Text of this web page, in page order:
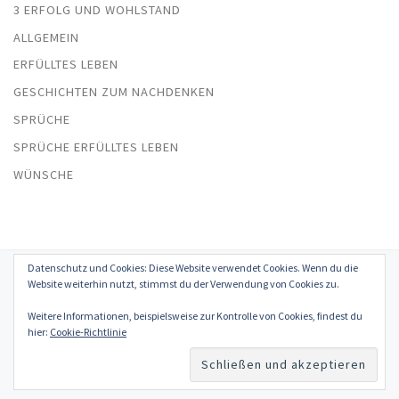
3 ERFOLG UND WOHLSTAND
ALLGEMEIN
ERFÜLLTES LEBEN
GESCHICHTEN ZUM NACHDENKEN
SPRÜCHE
SPRÜCHE ERFÜLLTES LEBEN
WÜNSCHE
© 2026Erfülltes Leben in Glück, Liebe, Erfolg und Gesundheit
Präsentiert vonWP– Entworfen mit demCustomizr-Theme
Datenschutz und Cookies: Diese Website verwendet Cookies. Wenn du die
Website weiterhin nutzt, stimmst du der Verwendung von Cookies zu.
Weitere Informationen, beispielsweise zur Kontrolle von Cookies, findest du
hier: Cookie-Richtlinie